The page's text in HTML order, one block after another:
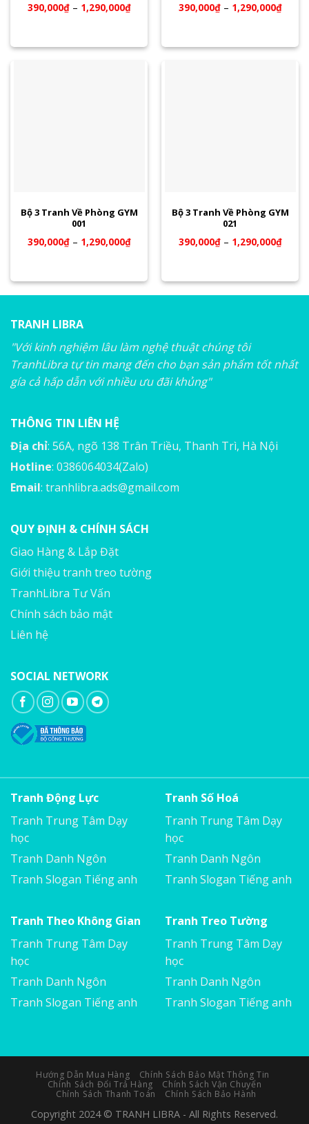
390,000₫– 1,290,000₫ 390,000₫– 1,290,000₫
Bộ 3 Tranh Về Phòng GYM
001
390,000₫– 1,290,000₫
Bộ 3 Tranh Về Phòng GYM
021
390,000₫– 1,290,000₫
TRANH LIBRA
"Với kinh nghiệm lâu làm nghệ thuật chúng tôi
TranhLibra tự tin mang đến cho bạn sản phẩm tốt nhất
gía cả hấp dẫn với nhiều ưu đãi khủng"
THÔNG TIN LIÊN HỆ
Địa chỉ: 56A, ngõ 138 Trân Triều, Thanh Trì, Hà Nội
Hotline: 0386064034(Zalo)
Email: tranhlibra.ads@gmail.com
QUY ĐỊNH & CHÍNH SÁCH
Giao Hàng & Lắp Đặt
Giới thiệu tranh treo tường
TranhLibra Tư Vấn
Chính sách bảo mật
Liên hệ
SOCIAL NETWORK
Tranh Động Lực
Tranh Trung Tâm Dạy
học
Tranh Danh Ngôn
Tranh Slogan Tiếng anh
Tranh Số Hoá
Tranh Trung Tâm Dạy
học
Tranh Danh Ngôn
Tranh Slogan Tiếng anh
Tranh Theo Không Gian
Tranh Trung Tâm Dạy
học
Tranh Danh Ngôn
Tranh Slogan Tiếng anh
Tranh Treo Tường
Tranh Trung Tâm Dạy
học
Tranh Danh Ngôn
Tranh Slogan Tiếng anh
Hướng Dẫn Mua Hàng
Chính Sách Bảo Mật Thông Tin
Chính Sách Đổi Trả Hàng
Chính Sách Vận Chuyển
Chính Sách Thanh Toán
Chính Sách Bảo Hành
Copyright 2024 © TRANH LIBRA - All Rights Reserved.